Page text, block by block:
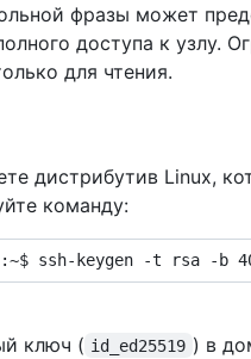
фразы может
доступа к узлу.
для чтения.
дистрибутив Linux,
команду:
ключ ( id_ed25519 ) в